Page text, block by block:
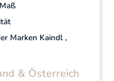
Marken Kaindl ,
& Österreich